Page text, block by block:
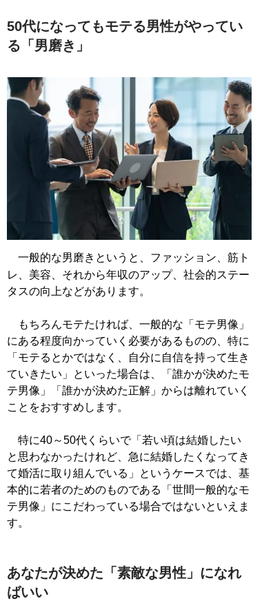
50代になってもモテる男性がやってい
る「男磨き」
一般的な男磨きというと、ファッション、筋ト
レ、美容、それから年収のアップ、社会的ステー
タスの向上などがあります。
もちろんモテたければ、一般的な「モテ男像」
にある程度向かっていく必要があるものの、特に
「モテるとかではなく、自分に自信を持って生き
ていきたい」といった場合は、「誰かが決めたモ
テ男像」「誰かが決めた正解」からは離れていく
ことをおすすめします。
特に40～50代くらいで「若い頃は結婚したい
と思わなかったけれど、急に結婚したくなってき
て婚活に取り組んでいる」というケースでは、基
本的に若者のためのものである「世間一般的なモ
テ男像」にこだわっている場合ではないといえま
す。
あなたが決めた「素敵な男性」になれ
ばいい